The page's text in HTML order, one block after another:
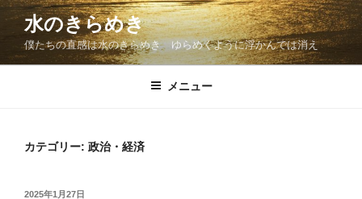
コ
ン
水のきらめき
僕たちの直感は水のきらめき ゆらめくように浮かんでは消え
メニュー
カテゴリー: 政治・経済
投
2025年1月27日